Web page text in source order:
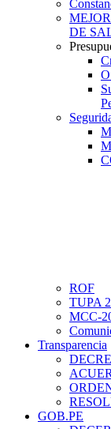
DE
ROF
TUPA
MCC-
Transparencia
GOB.PE